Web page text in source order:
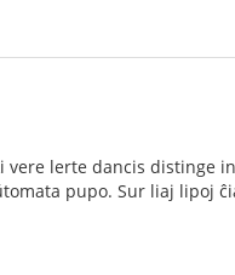
vere lerte dancis distinge
pupo. Sur liaj lipoj